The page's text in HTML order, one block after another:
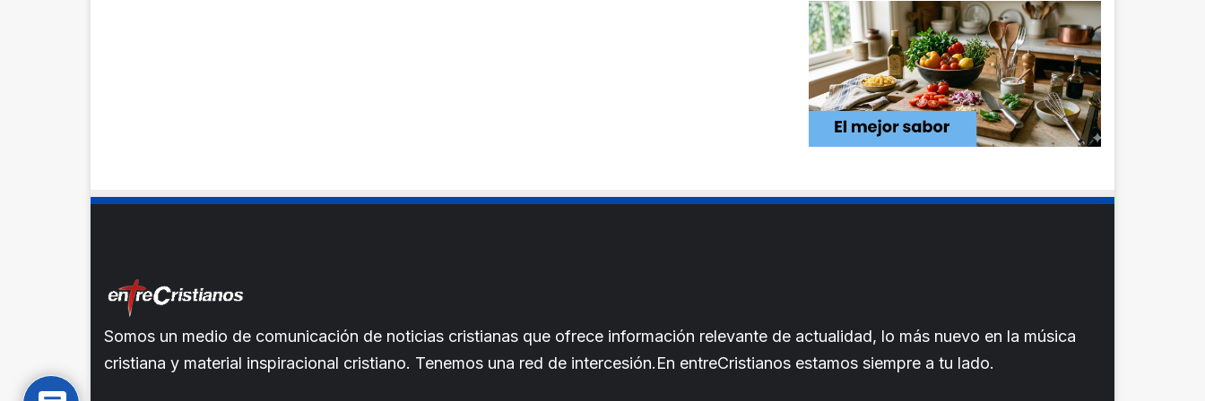
Somos un medio de comunicación de noticias cristianas que ofrece información relevante de actualidad, lo más nuevo en la música
cristiana y material inspiracional cristiano. Tenemos una red de intercesión.En entreCristianos estamos siempre a tu lado.